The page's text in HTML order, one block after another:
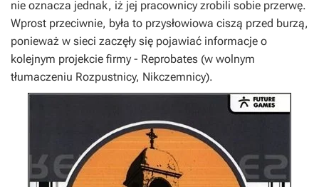
nie oznacza jednak, iż jej pracownicy zrobili sobie przerwę.
Wprost przeciwnie, była to przysłowiowa ciszą przed burzą,
ponieważ w sieci zaczęły się pojawiać informacje o
kolejnym projekcie firmy - Reprobates (w wolnym
tłumaczeniu Rozpustnicy, Nikczemnicy).